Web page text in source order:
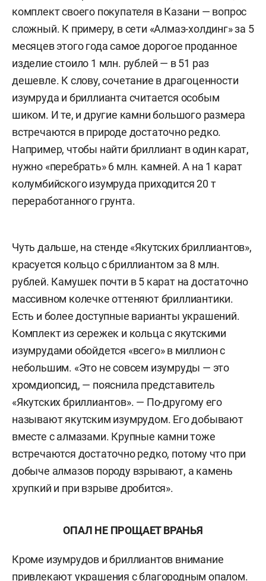
комплект своего покупателя в Казани — вопрос
сложный. К примеру, в сети «Алмаз-холдинг» за 5
месяцев этого года самое дорогое проданное
изделие стоило 1 млн. рублей — в 51 раз
дешевле. К слову, сочетание в драгоценности
изумруда и бриллианта считается особым
шиком. И те, и другие камни большого размера
встречаются в природе достаточно редко.
Например, чтобы найти бриллиант в один карат,
нужно «перебрать» 6 млн. камней. А на 1 карат
колумбийского изумруда приходится 20 т
переработанного грунта.
Чуть дальше, на стенде «Якутских бриллиантов»,
красуется кольцо с бриллиантом за 8 млн.
рублей. Камушек почти в 5 карат на достаточно
массивном колечке оттеняют бриллиантики.
Есть и более доступные варианты украшений.
Комплект из сережек и кольца с якутскими
изумрудами обойдется «всего» в миллион с
небольшим. «Это не совсем изумруды — это
хромдиопсид, — пояснила представитель
«Якутских бриллиантов». — По-другому его
называют якутским изумрудом. Его добывают
вместе с алмазами. Крупные камни тоже
встречаются достаточно редко, потому что при
добыче алмазов породу взрывают, а камень
хрупкий и при взрыве дробится».
ОПАЛ НЕ ПРОЩАЕТ ВРАНЬЯ
Кроме изумрудов и бриллиантов внимание
привлекают украшения с благородным опалом.